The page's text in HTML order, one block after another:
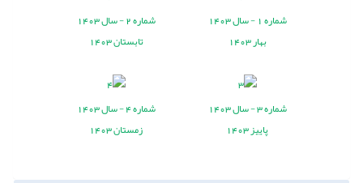
شماره1 - سال1403
بهار 1403
شماره2 - سال1403
تابستان 1403
شماره3 - سال1403
پاییز 1403
شماره4 - سال1403
زمستان 1403